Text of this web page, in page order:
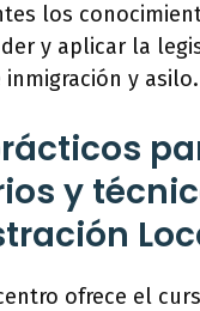
los
y aplicar la
y asilo.
y
ofrece el